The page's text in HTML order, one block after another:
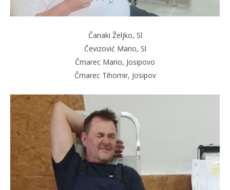
Čanaki Željko, Sl
Čevizović Mario, Sl
Čmarec Mario, Josipovo
Čmarec Tihomir, Josipov